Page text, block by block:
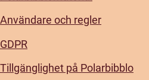
Användare och regler
GDPR
Tillgänglighet på Polarbibblo